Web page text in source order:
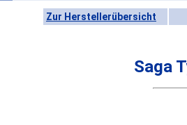
Zur Herstellerübersicht
Saga